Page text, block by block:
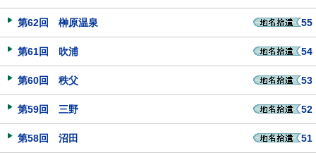
第62回 榊原温泉 55
第61回 吹浦 54
第60回 秩父 53
第59回 三野 52
第58回 沼田 51